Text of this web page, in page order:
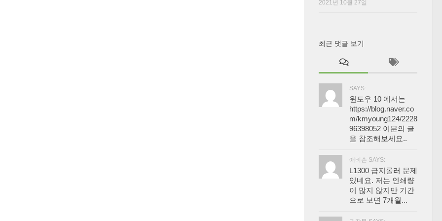
2021년 10월 27일
최근 댓글 보기
SAYS:
윈도우 10 에서는
https://blog.naver.co
m/kmyoung124/2228
96398052 이분의 글
을 참조해보세요..
애비손 SAYS:
L1300 급지롤러 문제
있네요. 저는 인쇄량
이 많지 않지만 기간
으로 보면 7개월...